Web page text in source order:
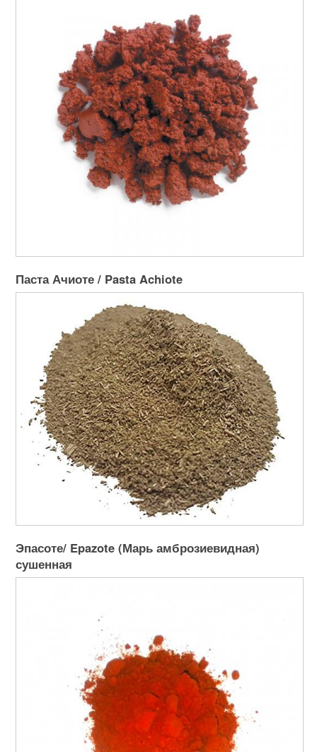
Паста Ачиоте / Pasta Achiote
Эпасоте/ Epazote (Марь амброзиевидная)
сушенная